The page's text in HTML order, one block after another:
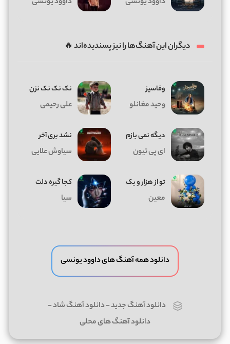
دیگران این آهنگ‌ها را نیز پسندیده‌اند 🔥
وفاسیز
وحید مغانلو
نک نک نک نزن
علی رحیمی
دیگه نمی بازم
ای پی تیون
نشد بری آخر
سیاوش علایی
تو از هزار و یک
معین
کجا گیره دلت
سیا
دانلود همه آهنگ های داوود یونسی
دانلود آهنگ جدید-دانلود آهنگ شاد-
دانلود آهنگ های محلی